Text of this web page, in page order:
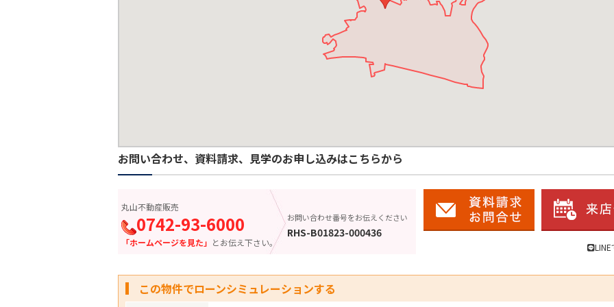
お問い合わせ、資料請求、見学のお申し込みはこちらから
丸山不動産販売
0742-93-6000
「ホームページを見た」 とお伝え下さい。
お問い合わせ番号をお伝えください
RHS-B01823-000436
この物件でローンシミュレーションする